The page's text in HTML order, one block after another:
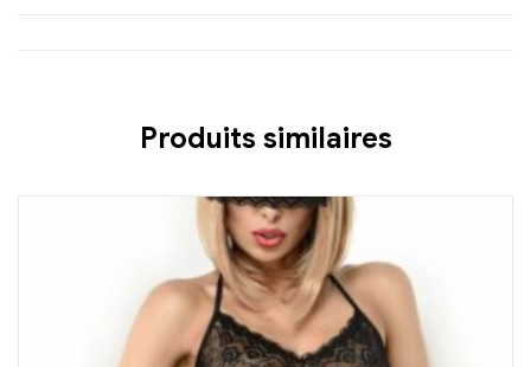
Produits similaires